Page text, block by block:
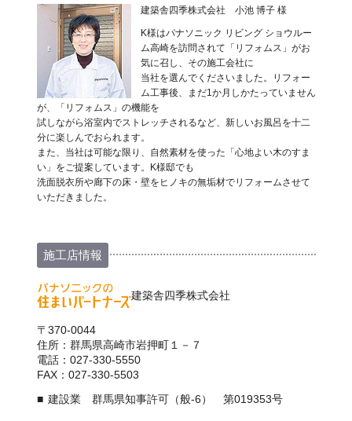
建築舎四季株式会社 小池 博子 様
K様はパナソニック リビング ショウルー
ム高崎を訪問されて「リフォムス」がお
気に召し、その施工会社に
当社を選んでくださいました。リフォー
ム工事後、まだ1か月しかたっていません
が、「リフォムス」の機能を
試しながら浴室内でストレッチされるなど、新しいお風呂を十二
分に楽しんでおられます。
また、当社は可能な限り、自然素材を使った「心地よい木のすま
い」をご提案しています。K様邸でも
洗面脱衣所や廊下の床・壁をヒノキの無垢材でリフォームさせて
いただきました。
施工店情報
建築舎四季株式会社
〒370-0044
住所：群馬県高崎市岩押町１－７
電話：027-330-5550
FAX：027-330-5503
建設業 群馬県知事許可（般-6） 第019353号